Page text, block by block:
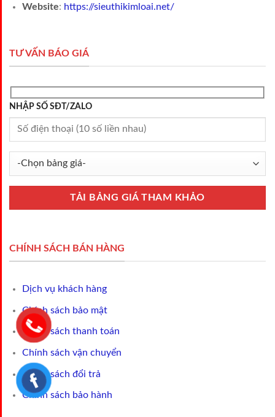
Website: https://sieuthikimloai.net/
TƯ VẤN BÁO GIÁ
NHẬP SỐ SĐT/ZALO
CHÍNH SÁCH BÁN HÀNG
Dịch vụ khách hàng
Chính sách bảo mật
Chính sách thanh toán
Chính sách vận chuyển
Chính sách đổi trả
Chính sách bảo hành